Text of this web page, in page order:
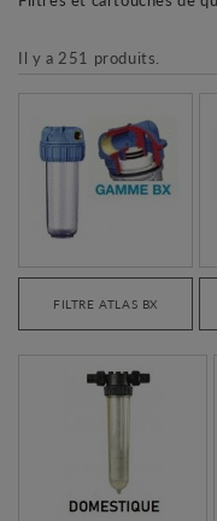
Il y a 251 produits.
FILTRE ATLAS BX